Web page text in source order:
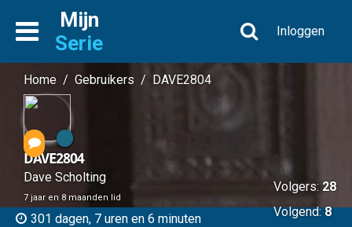
Mijn
Serie
Inloggen
Home / Gebruikers / DAVE2804
DAVE2804
Dave Scholting
7 jaar en 8 maanden lid
301 dagen, 7 uren en 6 minuten
Volgers: 28
Volgend:8